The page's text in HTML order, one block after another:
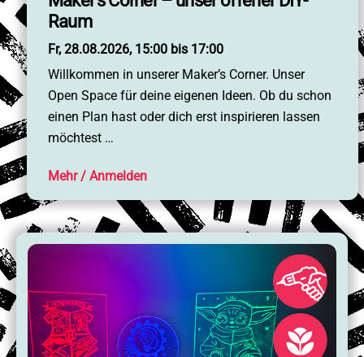
Raum
Fr, 28.08.2026, 15:00 bis 17:00
Willkommen in unserer Maker’s Corner. Unser
Open Space für deine eigenen Ideen. Ob du schon
einen Plan hast oder dich erst inspirieren lassen
möchtest …
Mehr